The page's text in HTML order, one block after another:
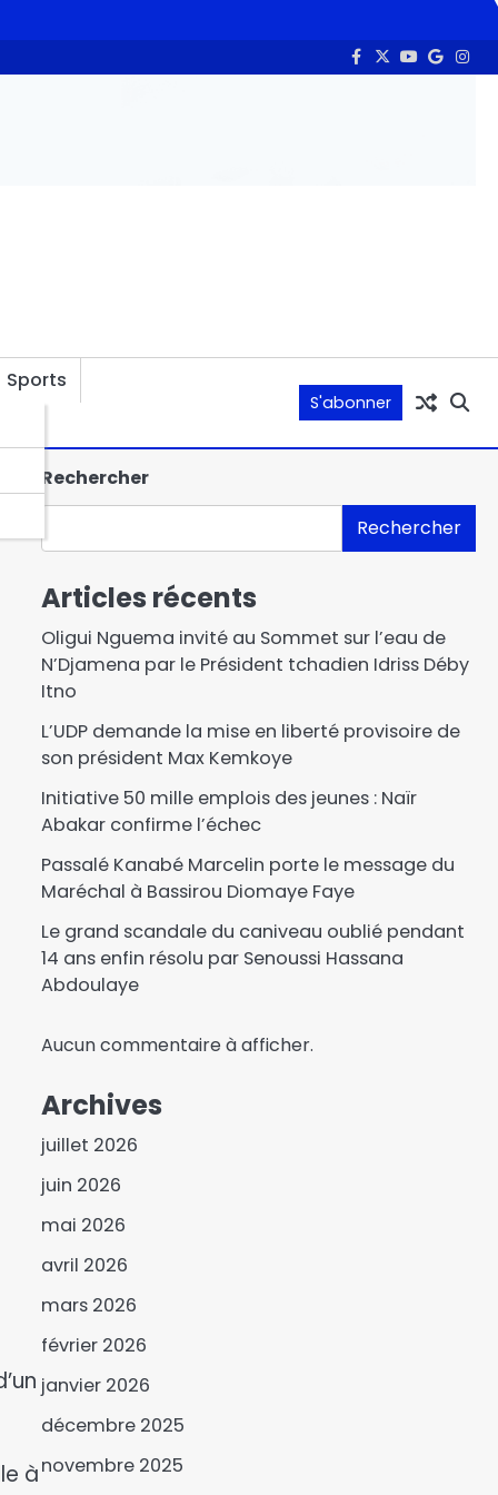
Sports
S'abonner
à
Rechercher
Rechercher
Articles récents
Oligui Nguema invité au Sommet sur l’eau de
N’Djamena par le Président tchadien Idriss Déby
Itno
L’UDP demande la mise en liberté provisoire de
son président Max Kemkoye
Initiative 50 mille emplois des jeunes : Naïr
Abakar confirme l’échec
Passalé Kanabé Marcelin porte le message du
Maréchal à Bassirou Diomaye Faye
Le grand scandale du caniveau oublié pendant
14 ans enfin résolu par Senoussi Hassana
Abdoulaye
Aucun commentaire à afficher.
Archives
juillet 2026
juin 2026
mai 2026
avril 2026
mars 2026
février 2026
janvier 2026
décembre 2025
novembre 2025